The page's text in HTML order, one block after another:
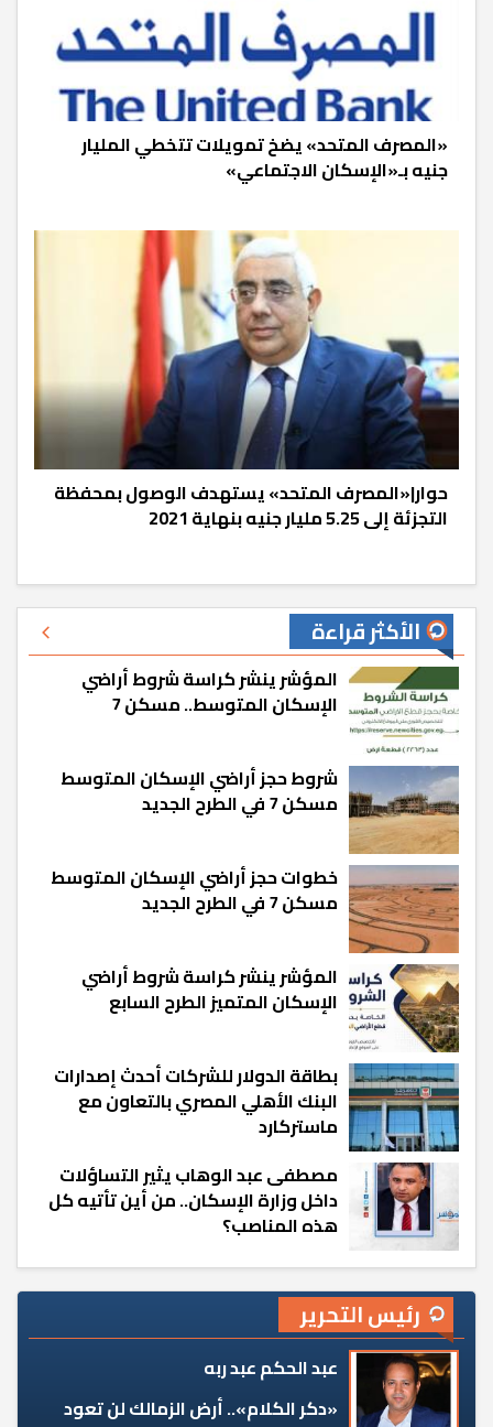
«المصرف المتحد» يضخ تمويلات تتخطي المليار
جنيه بـ«الإسكان الاجتماعي»
حوار|«المصرف المتحد» يستهدف الوصول بمحفظة
التجزئة إلى 5.25 مليار جنيه بنهاية 2021
الأكثر قراءة
المؤشر ينشر كراسة شروط أراضي
الإسكان المتوسط.. مسكن 7
شروط حجز أراضي الإسكان المتوسط
مسكن 7 في الطرح الجديد
خطوات حجز أراضي الإسكان المتوسط
مسكن 7 في الطرح الجديد
المؤشر ينشر كراسة شروط أراضي
الإسكان المتميز الطرح السابع
بطاقة الدولار للشركات أحدث إصدارات
البنك الأهلي المصري بالتعاون مع
ماستركارد
مصطفى عبد الوهاب يثير التساؤلات
داخل وزارة الإسكان.. من أين تأتيه كل
هذه المناصب؟
رئيس التحرير
عبد الحكم عبد ربه
«دكر الكلام».. أرض الزمالك لن تعود